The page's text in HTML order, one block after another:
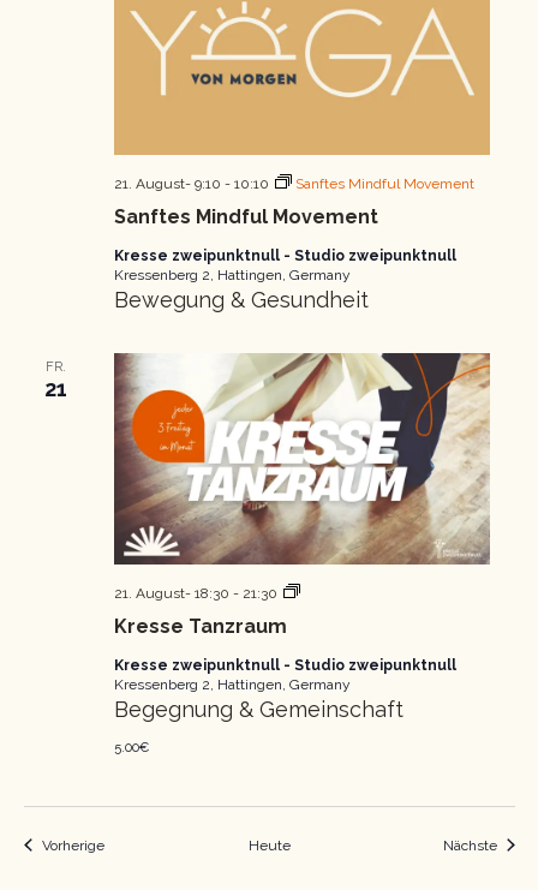
Sanftes Mindful Movement
21. August- 9:10 - 10:10 Sanftes Mindful Movement
Kresse zweipunktnull - Studio zweipunktnull
Kressenberg 2, Hattingen, Germany
Bewegung & Gesundheit
FR.
21
Kresse Tanzraum
21. August- 18:30 - 21:30
Kresse
Kresse zweipunktnull - Studio zweipunktnull
Kressenberg 2, Hattingen, Germany
Begegnung & Gemeinschaft
5.00€
VorherigeVeranstaltungen Heute Nächste